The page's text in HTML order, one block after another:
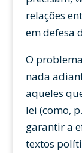
relações
em defesa
O
nada
aqueles
lei (como,
garantir a
textos